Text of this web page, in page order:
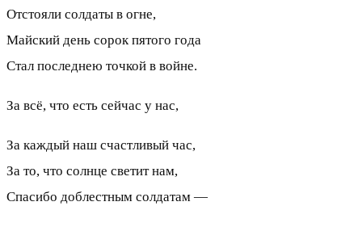
Отстояли солдаты в огне,
Майский день сорок пятого года
Стал последнею точкой в войне.
За всё, что есть сейчас у нас,
За каждый наш счастливый час,
За то, что солнце светит нам,
Спасибо доблестным солдатам —